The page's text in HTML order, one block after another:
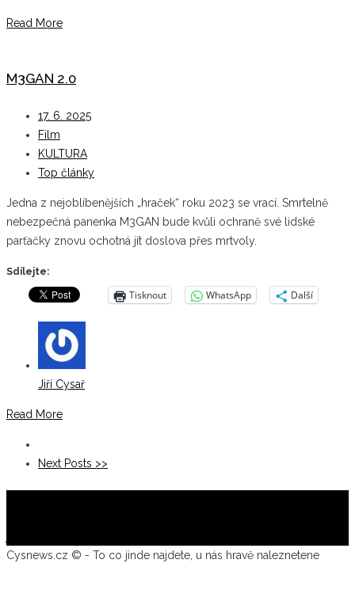
Read More
M3GAN 2.0
17. 6. 2025
Film
KULTURA
Top články
Jedna z nejoblíbenějších „hraček“ roku 2023 se vrací. Smrtelně
nebezpečná panenka M3GAN bude kvůli ochraně své lidské
parťačky znovu ochotná jít doslova přes mrtvoly.
Sdílejte:
Tisknout WhatsApp Další
Jiří Cysař
Read More
Next Posts >>
Cysnews.cz © - To co jinde najdete, u nás hravě naleznetene